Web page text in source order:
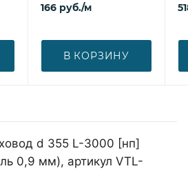
166 руб./м
В КОРЗИНУ
d 355 L-3000 [нп]
0,9 мм), артикул VTL-